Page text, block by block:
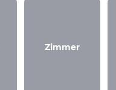
Zimmer